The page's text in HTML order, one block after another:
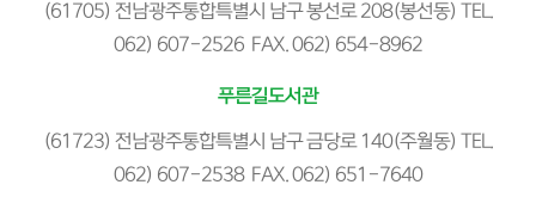
(61705) 전남광주통합특별시 남구 봉선로 208(봉선동) TEL.
062) 607-2526 FAX. 062) 654-8962
푸른길도서관
(61723) 전남광주통합특별시 남구 금당로 140(주월동) TEL.
062) 607-2538 FAX. 062) 651-7640